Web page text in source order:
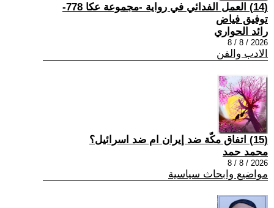
(14) العمل الفدائي في رواية -مجموعة عكا 778-
توفيق فياض
رائد الحواري
2026 / 8 / 8
الادب والفن
(15) اتفاق مكّة ضد إيران ام ضد اسرائيل؟
محمد حمد
2026 / 8 / 8
مواضيع وابحاث سياسية